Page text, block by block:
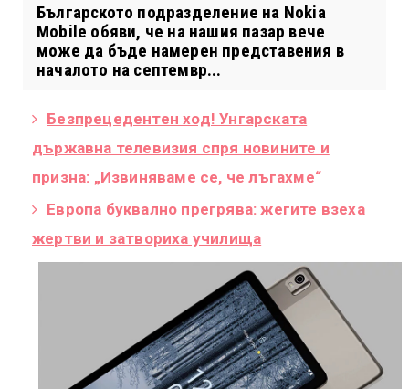
Българското подразделение на Nokia
Mobile обяви, че на нашия пазар вече
може да бъде намерен представения в
началото на септемвр...
Безпрецедентен ход! Унгарската
държавна телевизия спря новините и
призна: „Извиняваме се, че лъгахме“
Европа буквално прегрява: жегите взеха
жертви и затвориха училища